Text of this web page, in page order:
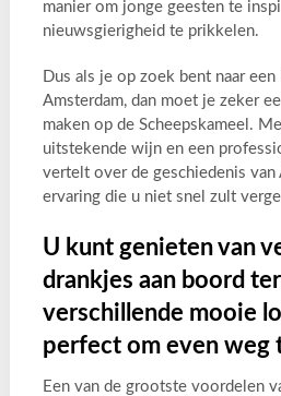
manier om jonge geesten te
nieuwsgierigheid te prikkelen.
Dus als je op zoek bent naar
Amsterdam, dan moet je zeker
maken op de Scheepskameel.
uitstekende wijn en een
vertelt over de geschiedenis van
ervaring die u niet snel zult
U kunt genieten van
drankjes aan boord
verschillende mooie
perfect om even weg
Een van de grootste voordelen